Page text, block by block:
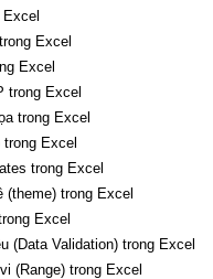
Excel
Excel
trong Excel
trong Excel
Excel
trong Excel
(theme) trong Excel
Excel
(Data Validation) trong Excel
(Range) trong Excel